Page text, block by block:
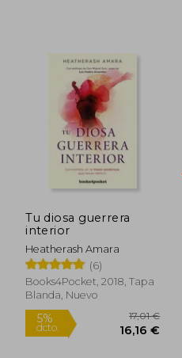
Tu diosa guerrera
interior
Heatherash Amara
(6)
Books4Pocket, 2018, Tapa
Blanda, Nuevo